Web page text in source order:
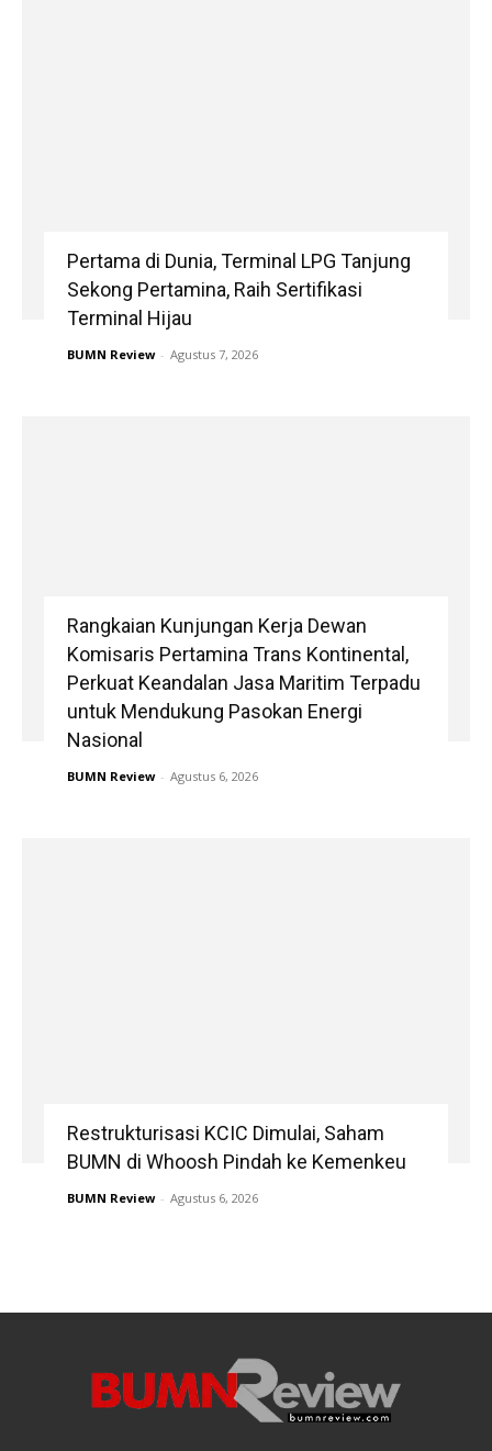
Pertama di Dunia, Terminal LPG Tanjung
Sekong Pertamina, Raih Sertifikasi
Terminal Hijau
BUMN Review - Agustus 7, 2026
Rangkaian Kunjungan Kerja Dewan
Komisaris Pertamina Trans Kontinental,
Perkuat Keandalan Jasa Maritim Terpadu
untuk Mendukung Pasokan Energi
Nasional
BUMN Review - Agustus 6, 2026
Restrukturisasi KCIC Dimulai, Saham
BUMN di Whoosh Pindah ke Kemenkeu
BUMN Review - Agustus 6, 2026